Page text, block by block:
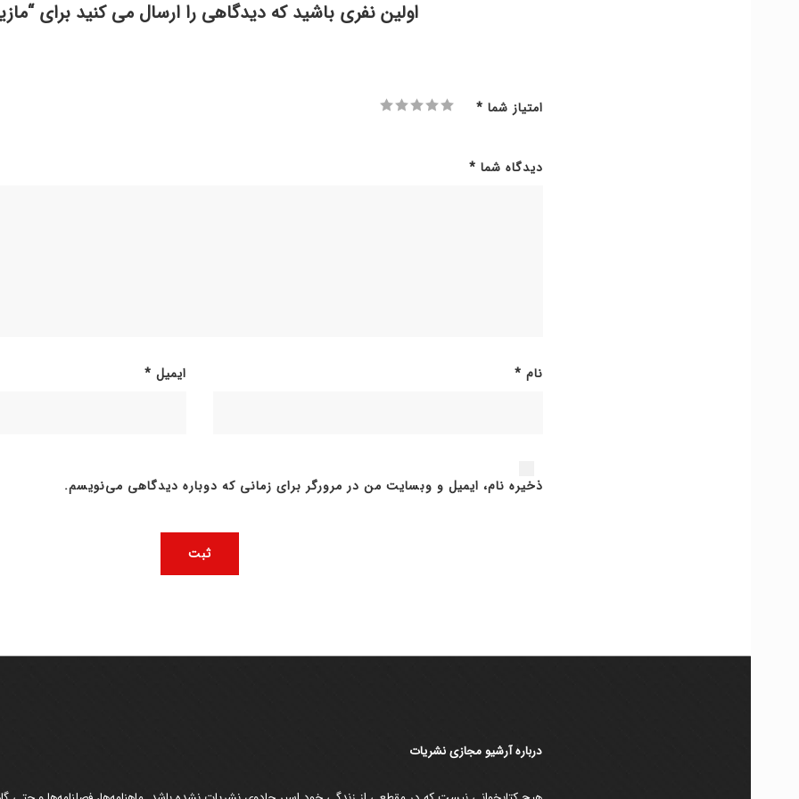
اولین نفری باشید که دیدگاهی را ارسال می کنید برای
امتیاز شما *
دیدگاه شما *
نام * ایمیل *
ذخیره نام، ایمیل و وبسایت من در مرورگر برای زمانی که دوباره دیدگاهی می‌نویسم.
دربارۀ آرشیو مجازی نشریات